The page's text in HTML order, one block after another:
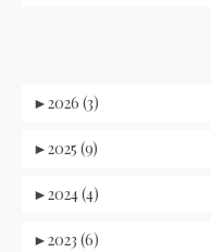
►2026 (3)
►2025 (9)
►2024 (4)
►2023 (6)